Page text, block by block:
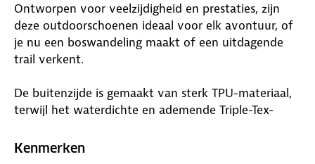
Ontworpen voor veelzijdigheid en prestaties, zijn
deze outdoorschoenen ideaal voor elk avontuur, of
je nu een boswandeling maakt of een uitdagende
trail verkent.
De buitenzijde is gemaakt van sterk TPU-materiaal,
terwijl het waterdichte en ademende Triple-Tex-
zelfs bij natte omstandigheden. De rubberen
Kenmerken